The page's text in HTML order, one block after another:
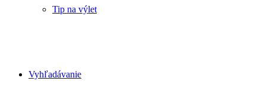
Tip na výlet
Vyhľadávanie